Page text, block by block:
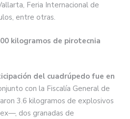
Feria Internacional de
entre otras.
kilogramos de pirotecnia
del cuadrúpedo fue en
con la Fiscalía General de
3.6 kilogramos de explosivos
dos granadas de